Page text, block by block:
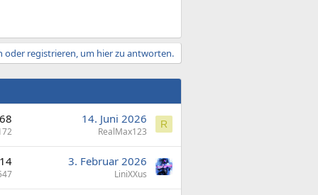
oder registrieren, um hier zu antworten.
68 14. Juni 2026
RealMax123
R
14 3. Februar 2026
LiniXXus